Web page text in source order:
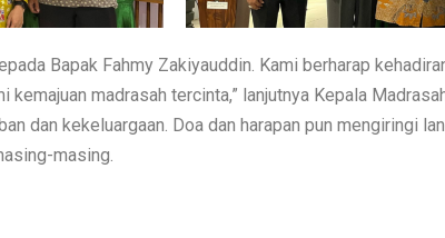
Bapak Fahmy Zakiyauddin. Kami berharap
madrasah tercinta,” lanjutnya Kepala
dan kekeluargaan. Doa dan harapan pun mengiringi
masing.